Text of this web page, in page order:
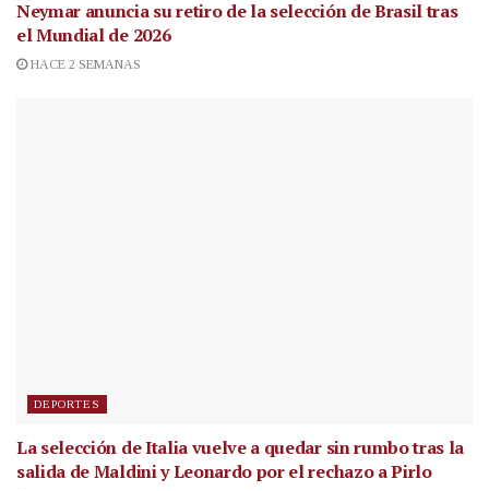
Neymar anuncia su retiro de la selección de Brasil tras
el Mundial de 2026
HACE 2 SEMANAS
DEPORTES
La selección de Italia vuelve a quedar sin rumbo tras la
salida de Maldini y Leonardo por el rechazo a Pirlo